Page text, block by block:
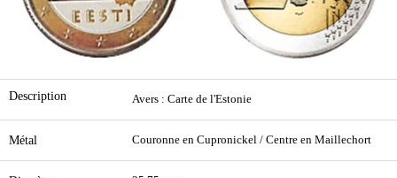
Description Avers : Carte de l'Estonie
Métal Couronne en Cupronickel / Centre en Maillechort